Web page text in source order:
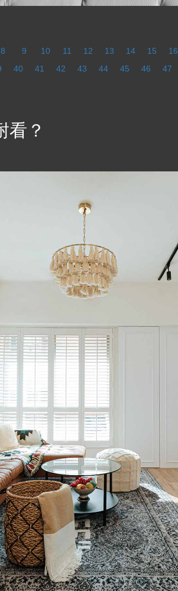
8 9 10 11 12 13 14 15 16
40 41 42 43 44 45 46 47
看？